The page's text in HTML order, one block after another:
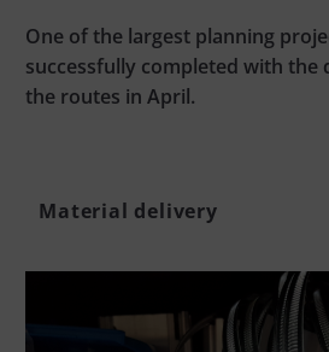
One of the largest planning
successfully completed with the
the routes in April.
Material delivery